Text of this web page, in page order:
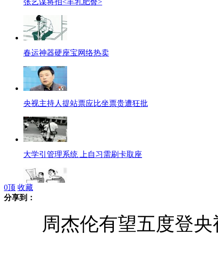
张艺谋将拍<丰乳肥臀>
春运神器硬座宝网络热卖
央视主持人提站票应比坐票贵遭狂批
大学引管理系统 上自习需刷卡取座
0顶 收藏
分享到：
周杰伦有望五度登央